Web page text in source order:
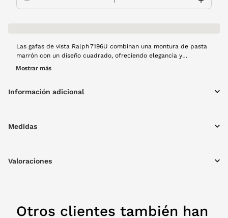
Las gafas de vista Ralph 7196U combinan una montura de pasta
marrón con un diseño cuadrado, ofreciendo elegancia y
comodidad diaria. Su construcción ligera favorece la visión clara
impecable sin sacrificar la calidad visual.
Mostrar más
Información adicional
Medidas
Valoraciones
Otros clientes también han